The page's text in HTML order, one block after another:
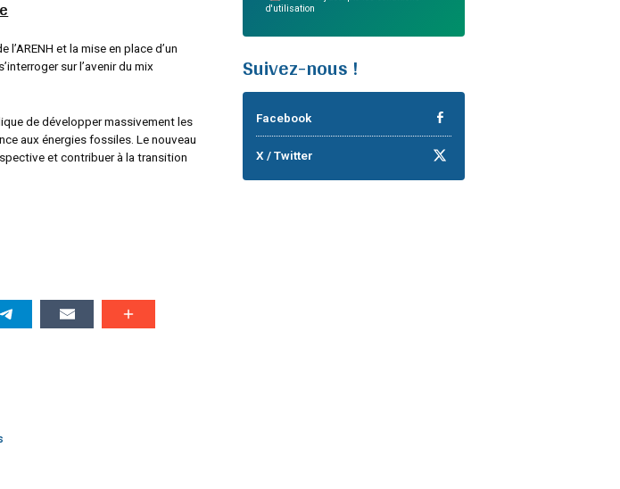
et la mise en place d’un
sur l’avenir du mix
de développer massivement les
aux énergies fossiles. Le nouveau
et contribuer à la transition
d'utilisation
Suivez-nous !
Facebook
X / Twitter